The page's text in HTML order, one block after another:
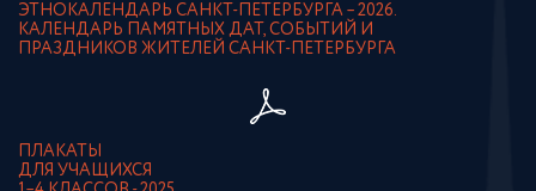
ЭТНОКАЛЕНДАРЬ САНКТ-ПЕТЕРБУРГА – 2026.
КАЛЕНДАРЬ ПАМЯТНЫХ ДАТ, СОБЫТИЙ И
ПРАЗДНИКОВ ЖИТЕЛЕЙ САНКТ-ПЕТЕРБУРГА
ПЛАКАТЫ
ДЛЯ УЧАЩИХСЯ